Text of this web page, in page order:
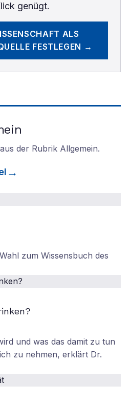
genügt.
ALS
FESTLEGEN →
der Rubrik Allgemein.
zum Wissensbuch des
und was das damit zu tun
zu nehmen, erklärt Dr.